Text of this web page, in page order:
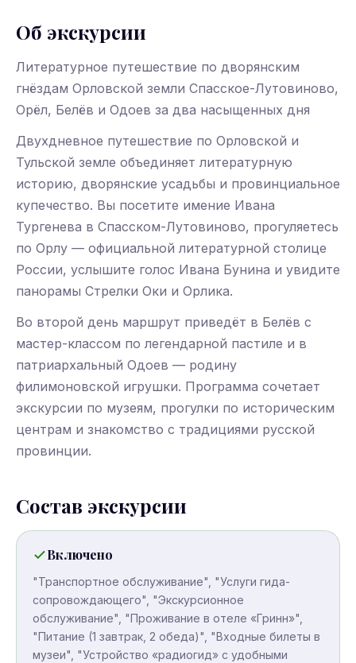
Об экскурсии
Литературное путешествие по дворянским
гнёздам Орловской земли Спасское-Лутовиново,
Орёл, Белёв и Одоев за два насыщенных дня
Двухдневное путешествие по Орловской и
Тульской земле объединяет литературную
историю, дворянские усадьбы и провинциальное
купечество. Вы посетите имение Ивана
Тургенева в Спасском-Лутовиново, прогуляетесь
по Орлу — официальной литературной столице
России, услышите голос Ивана Бунина и увидите
панорамы Стрелки Оки и Орлика.
Во второй день маршрут приведёт в Белёв с
мастер-классом по легендарной пастиле и в
патриархальный Одоев — родину
филимоновской игрушки. Программа сочетает
экскурсии по музеям, прогулки по историческим
центрам и знакомство с традициями русской
провинции.
Состав экскурсии
Включено
"Транспортное обслуживание", "Услуги гида-
сопровождающего", "Экскурсионное
обслуживание", "Проживание в отеле «Гринн»",
"Питание (1 завтрак, 2 обеда)", "Входные билеты в
музеи", "Устройство «радиогид» с удобными